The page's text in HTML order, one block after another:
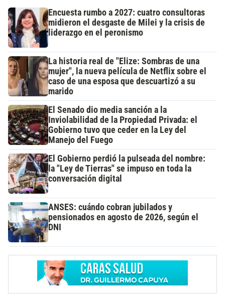
Encuesta rumbo a 2027: cuatro consultoras
midieron el desgaste de Milei y la crisis de
liderazgo en el peronismo
La historia real de "Elize: Sombras de una
mujer", la nueva película de Netflix sobre el
caso de una esposa que descuartizó a su
marido
El Senado dio media sanción a la
Inviolabilidad de la Propiedad Privada: el
Gobierno tuvo que ceder en la Ley del
Manejo del Fuego
El Gobierno perdió la pulseada del nombre:
la "Ley de Tierras" se impuso en toda la
conversación digital
ANSES: cuándo cobran jubilados y
pensionados en agosto de 2026, según el
DNI